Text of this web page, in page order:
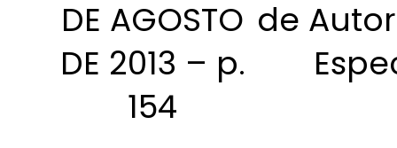
DE AGOSTO
DE 2013 – p.
154
de